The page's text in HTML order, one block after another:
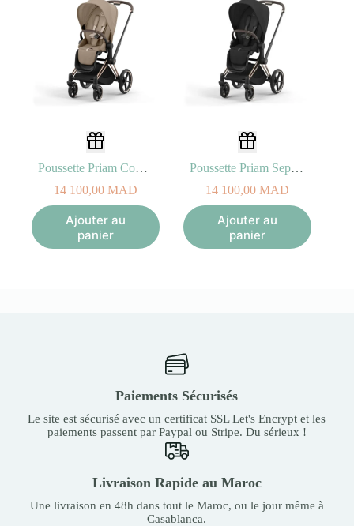
Poussette Priam Cozy Beige Rosegold
14 100,00 MAD
Ajouter au
panier
Poussette Priam Sepia black Rosegold
14 100,00 MAD
Ajouter au
panier
Paiements Sécurisés
Le site est sécurisé avec un certificat SSL Let's Encrypt et les
paiements passent par Paypal ou Stripe. Du sérieux !
Livraison Rapide au Maroc
Une livraison en 48h dans tout le Maroc, ou le jour même à
Casablanca.